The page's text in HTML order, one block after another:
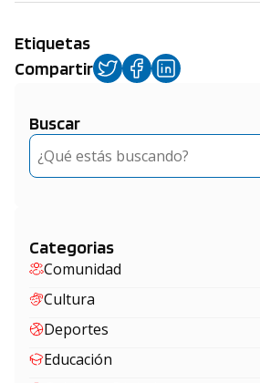
Etiquetas
Compartir
Buscar
Buscar
Categorias
Comunidad
Cultura
Deportes
Educación